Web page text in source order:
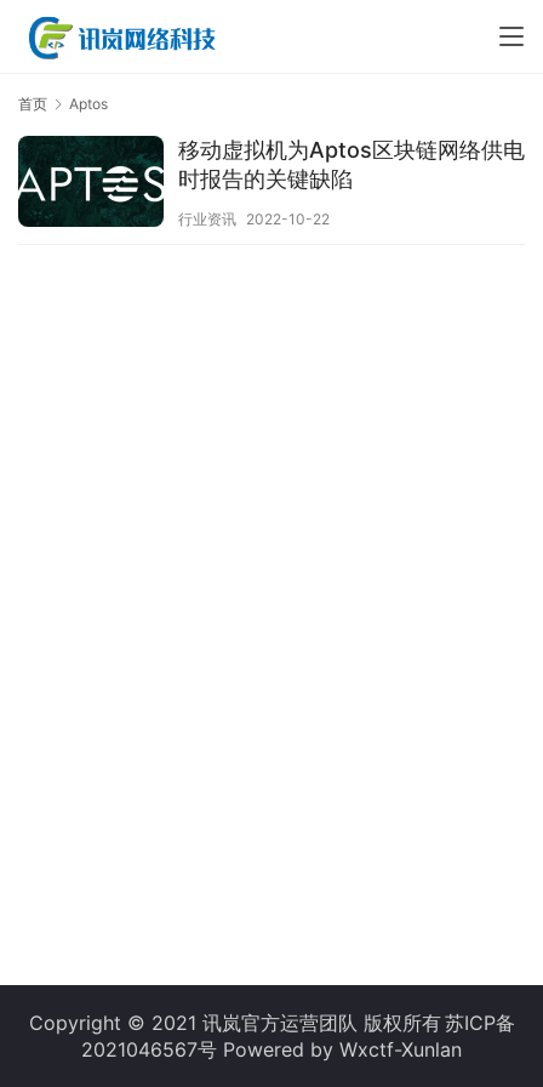
首页 Aptos
移动虚拟机为Aptos区块链网络供电
时报告的关键缺陷￼
行业资讯 2022-10-22
Copyright © 2021 讯岚官方运营团队 版权所有苏ICP备
2021046567号 Powered by Wxctf-Xunlan